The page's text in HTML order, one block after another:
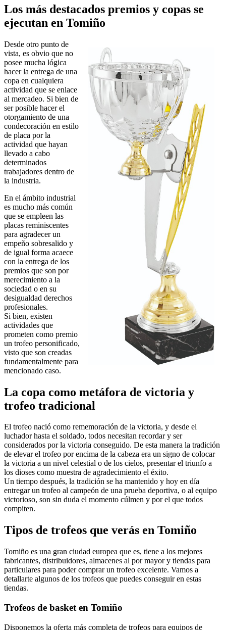
Los más destacados premios y copas se
ejecutan en Tomiño
Desde otro punto de
vista, es obvio que no
posee mucha lógica
hacer la entrega de una
copa en cualquiera
actividad que se enlace
al mercadeo. Si bien de
ser posible hacer el
otorgamiento de una
condecoración en estilo
de placa por la
actividad que hayan
llevado a cabo
determinados
trabajadores dentro de
la industria.
En el ámbito industrial
es mucho más común
que se empleen las
placas reminiscentes
para agradecer un
empeño sobresalido y
de igual forma acaece
con la entrega de los
premios que son por
merecimiento a la
sociedad o en su
desigualdad derechos
profesionales.
Si bien, existen
actividades que
prometen como premio
un trofeo personificado,
visto que son creadas
fundamentalmente para
mencionado caso.
La copa como metáfora de victoria y
trofeo tradicional
El trofeo nació como rememoración de la victoria, y desde el
luchador hasta el soldado, todos necesitan recordar y ser
considerados por la victoria conseguido. De esta manera la tradición
de elevar el trofeo por encima de la cabeza era un signo de colocar
la victoria a un nivel celestial o de los cielos, presentar el triunfo a
los dioses como muestra de agradecimiento el éxito.
Un tiempo después, la tradición se ha mantenido y hoy en día
entregar un trofeo al campeón de una prueba deportiva, o al equipo
victorioso, son sin duda el momento cúlmen y por el que todos
compiten.
Tipos de trofeos que verás en Tomiño
Tomiño es una gran ciudad europea que es, tiene a los mejores
fabricantes, distribuidores, almacenes al por mayor y tiendas para
particulares para poder comprar un trofeo excelente. Vamos a
detallarte algunos de los trofeos que puedes conseguir en estas
tiendas.
Trofeos de basket en Tomiño
Disponemos la oferta más completa de trofeos para equipos de